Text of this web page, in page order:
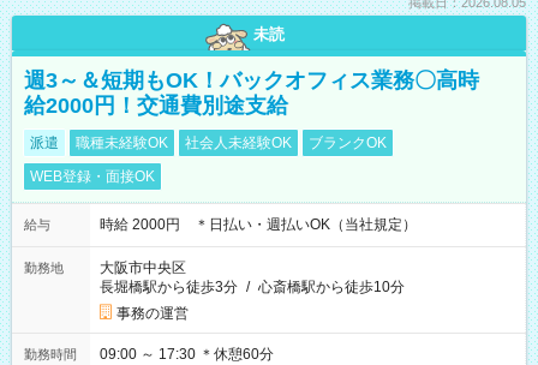
未読
週3～＆短期もOK！バックオフィス業務〇高時
給2000円！交通費別途支給
派遣 職種未経験OK 社会人未経験OK
ブランクOK
WEB登録・面接OK
給与 時給 2000円 ＊日払い・週払いOK（当社規定）
勤務地
大阪市中央区
長堀橋駅から徒歩3分 / 心斎橋駅から徒歩10分
事務の運営
勤務時間 09:00 ～ 17:30 ＊休憩60分